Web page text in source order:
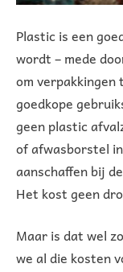
Plastic is een
wordt – mede
om
goedkope
geen plastic
of afwasborstel
aanschaffen bij
Het kost geen
Maar is dat wel
we al die kosten